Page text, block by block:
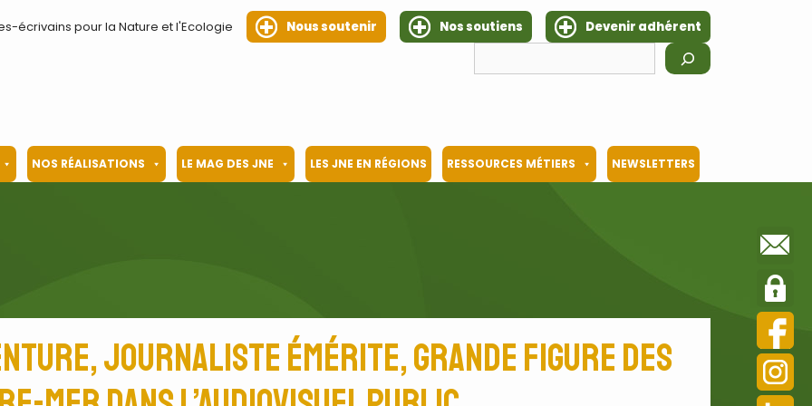
écrivains pour la Nature et l'Ecologie Nous soutenir Nos soutiens
Devenir adhérent
NOS RÉALISATIONS LE MAG DES JNE LES JNE EN RÉGIONS RESSOURCES MÉTIERS NEWSLETTERS
journaliste émérite, grande figure des